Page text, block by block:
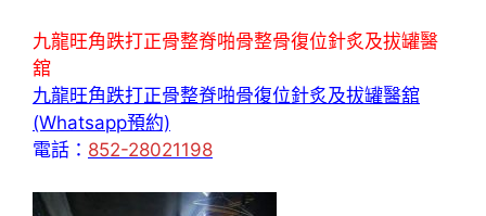
九龍旺角跌打正骨整脊啪骨整骨復位針炙及拔罐醫
舘
九龍旺角跌打正骨整脊啪骨復位針炙及拔罐醫舘
(Whatsapp預約)
電話： 852-28021198